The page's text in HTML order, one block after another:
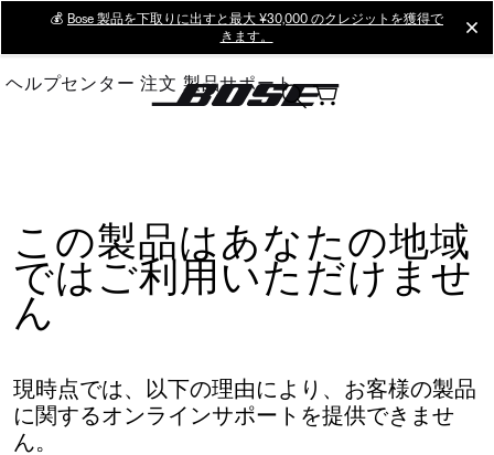
Main
💰 Bose 製品を下取りに出すと最大 ¥30,000 のクレジットを獲得で
きます。
ヘルプセンター 注文 製品サポート
この製品はあなたの地域
ではご利用いただけませ
ん
現時点では、以下の理由により、お客様の製品
に関するオンラインサポートを提供できませ
ん。